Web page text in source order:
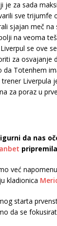
je za sada
sve
sjajan meč
na veoma
se ove
za
da Totenhem
Liverpula
za poraz u
da nas
već
kladionica
starta
da se